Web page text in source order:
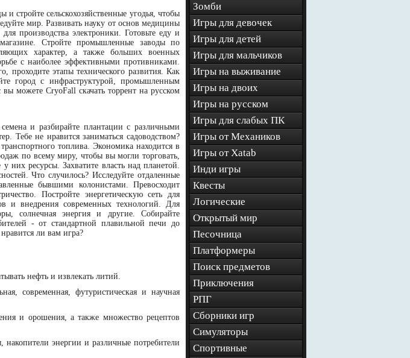
стройте сельскохозяйственные угодья, чтобы
мир. Развивать науку от основ медицины
производства электроники. Готовьте еду и
Стройте промышленные заводы по
характер, а также больших военных
с наиболее эффективными противниками.
проходите этапы технического развития. Как
город с инфраструктурой, промышленным
можете CryoFall скачать торрент на русском
и разбирайте плантации с различными
Тебе не нравится заниматься садоводством?
топлива. Экономика находится в
по всему миру, чтобы вы могли торговать,
них ресурсы. Захватите власть над планетой.
Что случилось? Исследуйте отдаленные
бывшими колонистами. Превосходит
Постройте энергетическую сеть для
и внедрения современных технологий. Для
солнечная энергия и другие. Собирайте
- от стандартной плавильной печи до
ли вам игра?
нефть и извлекать литий.
современная, футуристическая и научная
и орошения, а также множество рецептов
накопители энергии и различные потребители
Зомби
Игры для девочек
Игры для детей
Игры для мальчиков
Игры на выживание
Игры на двоих
Игры на русском
Игры для слабых ПК
Игры от Механиков
Игры от Xatab
Инди игры
Квесты
Логические
Открытый мир
Песочница
Платформеры
Поиск предметов
Приключения
РПГ
Сборники игр
Симуляторы
Спортивные